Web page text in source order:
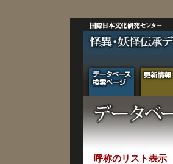
呼称のリスト表示